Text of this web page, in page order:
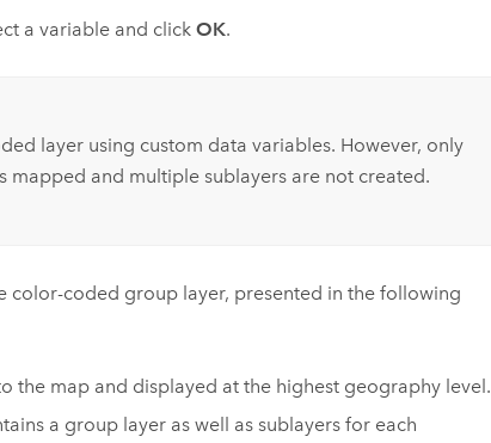
a variable and clickOK.
layer using custom data variables. However, only
mapped and multiple sublayers are not created.
color-coded group layer, presented in the following
the map and displayed at the highest geography level.
a group layer as well as sublayers for each